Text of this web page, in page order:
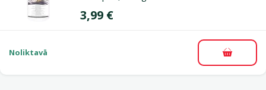
Cena
3,99 €
Noliktavā